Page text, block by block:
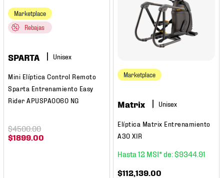
Marketplace
Rebajas
SPARTA
Mini Elíptica Control Remoto
Sparta Entrenamiento Easy
Rider APUSPA0060 NG
$1899.00
$4500.00
Marketplace
Matrix
Elíptica Matrix Entrenamiento
A30 XIR
12 $9344 91
$112 ,139 .00
8.
chivas
10. tenis nike